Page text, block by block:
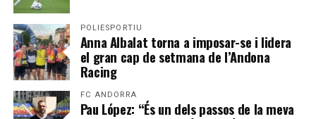
POLIESPORTIU
Anna Albalat torna a imposar-se i lidera
el gran cap de setmana de l’Andona
Racing
FC ANDORRA
Pau López: “És un dels passos de la meva